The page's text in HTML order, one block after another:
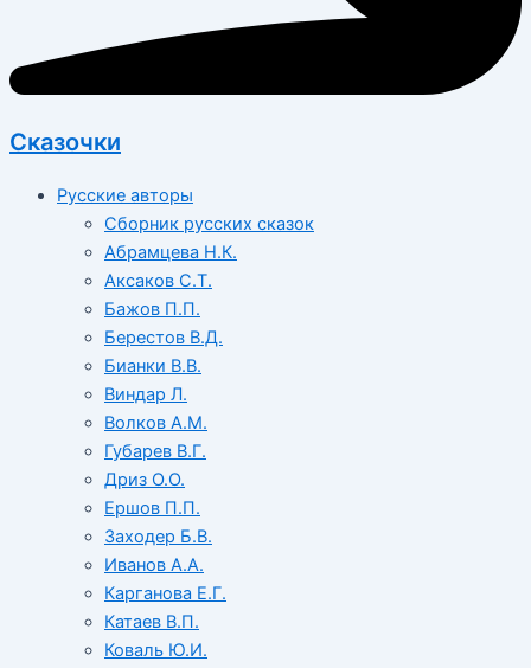
Сказочки
Русские авторы
Сборник русских сказок
Абрамцева Н.К.
Аксаков С.Т.
Бажов П.П.
Берестов В.Д.
Бианки В.В.
Виндар Л.
Волков А.М.
Губарев В.Г.
Дриз О.О.
Ершов П.П.
Заходер Б.В.
Иванов А.А.
Карганова Е.Г.
Катаев В.П.
Коваль Ю.И.